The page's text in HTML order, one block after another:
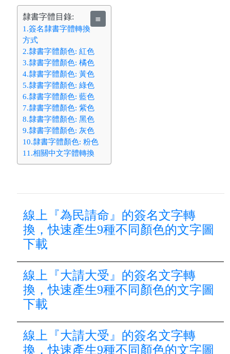
隸書字體目錄: ≣
1.簽名隸書字體轉換
方式
2.隸書字體顏色: 紅色
3.隸書字體顏色: 橘色
4.隸書字體顏色: 黃色
5.隸書字體顏色: 綠色
6.隸書字體顏色: 藍色
7.隸書字體顏色: 紫色
8.隸書字體顏色: 黑色
9.隸書字體顏色: 灰色
10.隸書字體顏色: 粉色
11.相關中文字體轉換
線上『為民請命』的簽名文字轉
換，快速產生9種不同顏色的文字圖
下載
線上『大請大受』的簽名文字轉
換，快速產生9種不同顏色的文字圖
下載
線上『大請大受』的簽名文字轉
換，快速產生9種不同顏色的文字圖